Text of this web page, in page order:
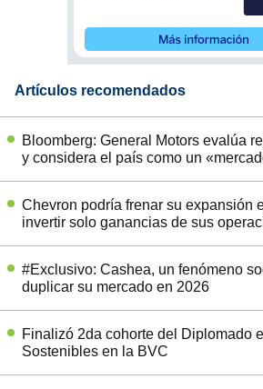
Artículos recomendados
Bloomberg: General Motors evalúa
y considera el país como un
Chevron podría frenar su expansión
invertir solo ganancias de sus
#Exclusivo: Cashea, un fenómeno
duplicar su mercado en 2026
Finalizó 2da cohorte del Diplomado
Sostenibles en la BVC